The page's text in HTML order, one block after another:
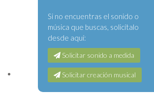
Si no encuentras el sonido o
música que buscas, solicítalo
desde aquí:
Solicitar sonido a medida
Solicitar creación musical